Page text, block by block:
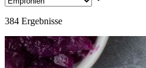
384 Ergebnisse